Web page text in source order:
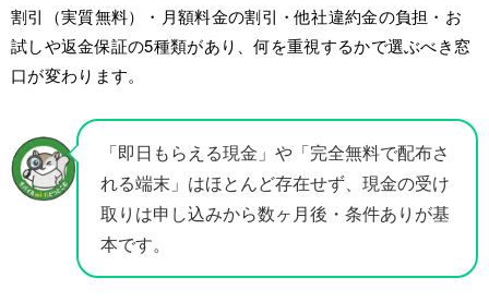
割引（実質無料）・月額料金の割引・他社違約金の負担・お
試しや返金保証の5種類があり、何を重視するかで選ぶべき窓
口が変わります。
「即日もらえる現金」や「完全無料で配布さ
れる端末」はほとんど存在せず、現金の受け
取りは申し込みから数ヶ月後・条件ありが基
本です。